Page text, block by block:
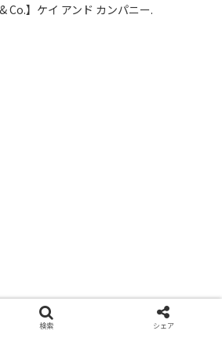
Co.】ケイ アンド カンパニー.
検索 シェア